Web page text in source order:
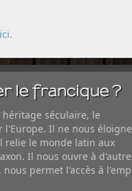
le francique ?
séculaire, le
Il ne nous éloigne
relie le monde latin aux
Il nous ouvre à
permet l'accès à